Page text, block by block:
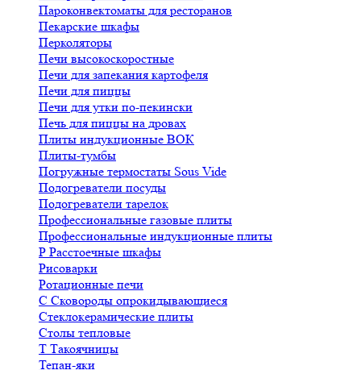
Пароконвектоматы для ресторанов
Пекарские шкафы
Перколяторы
Печи высокоскоростные
Печи для запекания картофеля
Печи для пиццы
Печи для утки по-пекински
Печь для пиццы на дровах
Плиты индукционные ВОК
Плиты-тумбы
Погружные термостаты Sous Vide
Подогреватели посуды
Подогреватели тарелок
Профессиональные газовые плиты
Профессиональные индукционные плиты
Р Расстоечные шкафы
Рисоварки
Ротационные печи
С Сковороды опрокидывающиеся
Стеклокерамические плиты
Столы тепловые
Т Такоячницы
Тепан-яки